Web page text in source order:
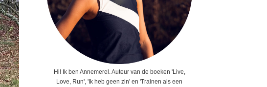
Hi! Ik ben Annemerel. Auteur van de boeken 'Live,
Love, Run', 'Ik heb geen zin' en 'Trainen als een